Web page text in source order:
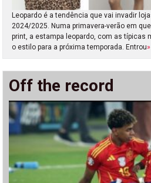
Leopardo é a tendência que vai invadir
2024/2025. Numa primavera-verão em
print, a estampa leopardo, com as típicas
o estilo para a próxima temporada. Entrou»
Off the record